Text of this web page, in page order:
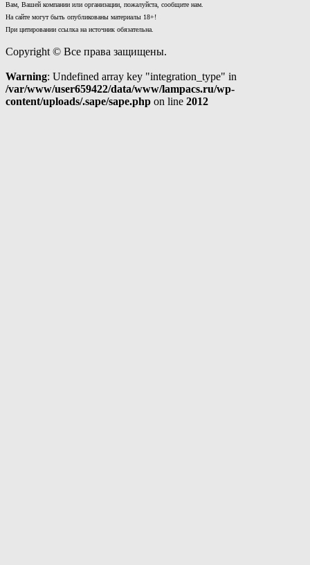
Вам, Вашей компании или организации, пожалуйста, сообщите нам.
На сайте могут быть опубликованы материалы 18+!
При цитировании ссылка на источник обязательна.
Copyright © Все права защищены.
Warning: Undefined array key "integration_type" in
/var/www/user659422/data/www/lampacs.ru/wp-
content/uploads/.sape/sape.php on line 2012